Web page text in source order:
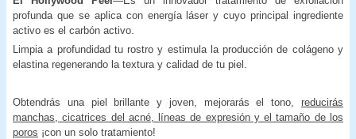
profunda que se aplica con energía láser y cuyo principal ingrediente
activo es el carbón activo.
Limpia a profundidad tu rostro y estimula la producción de colágeno y
elastina regenerando la textura y calidad de tu piel.
Obtendrás una piel brillante y joven, mejorarás el tono, reducirás
manchas, cicatrices del acné, líneas de expresión y el tamaño de los
poros ¡con un solo tratamiento!